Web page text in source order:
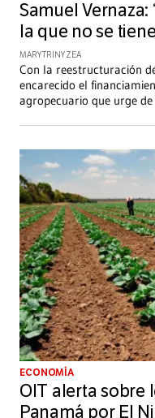
Samuel Vernaza:
la que no se
MARY TRINY ZEA
Con la reestructuración
encarecido el
agropecuario que urge de
ECONOMÍA
OIT alerta sobre
Panamá por El